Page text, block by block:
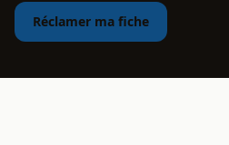
Réclamer ma fiche